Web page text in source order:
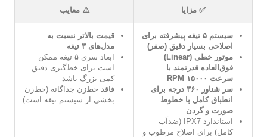
✅ مزایا ⚠️ معایب
سیستم ۵ تیغه پیشرفته برای
اصلاحی بسیار دقیق (صفر)
موتور خطی (Linear)
فوق‌العاده قدرتمند با
سرعت ۱۵۰۰۰ RPM
سر شناور ۳۶۰ درجه برای
انطباق کامل با خطوط
صورت و گردن
استاندارد IPX7 (ضدآب
کامل) برای اصلاح مرطوب و
قیمت بالاتر نسبت به
مدل‌های ۳ تیغه
ابعاد سری ۵ تیغه ممکن
است برای خط‌گیری دقیق
کمی بزرگ باشد
فاقد خط‌زن جداگانه (خط‌زن
بخشی از سیستم تیغه است)